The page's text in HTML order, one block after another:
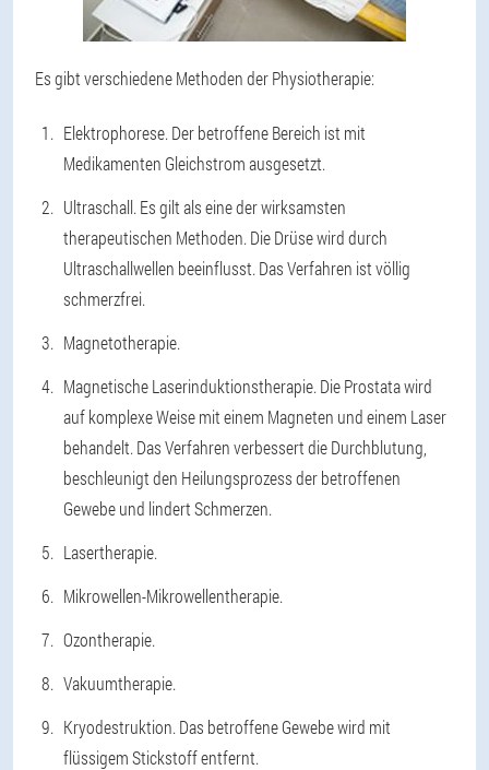
Es gibt verschiedene Methoden der Physiotherapie:
Elektrophorese. Der betroffene Bereich ist mit
Medikamenten Gleichstrom ausgesetzt.
Ultraschall. Es gilt als eine der wirksamsten
therapeutischen Methoden. Die Drüse wird durch
Ultraschallwellen beeinflusst. Das Verfahren ist völlig
schmerzfrei.
Magnetotherapie.
Magnetische Laserinduktionstherapie. Die Prostata wird
auf komplexe Weise mit einem Magneten und einem Laser
behandelt. Das Verfahren verbessert die Durchblutung,
beschleunigt den Heilungsprozess der betroffenen
Gewebe und lindert Schmerzen.
Lasertherapie.
Mikrowellen-Mikrowellentherapie.
Ozontherapie.
Vakuumtherapie.
Kryodestruktion. Das betroffene Gewebe wird mit
flüssigem Stickstoff entfernt.